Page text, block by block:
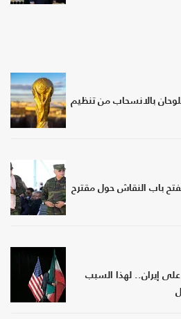
تلوحان بالانسحاب من تنظيم
باب النقاش حول مقترح
إيران.. لهذا السبب